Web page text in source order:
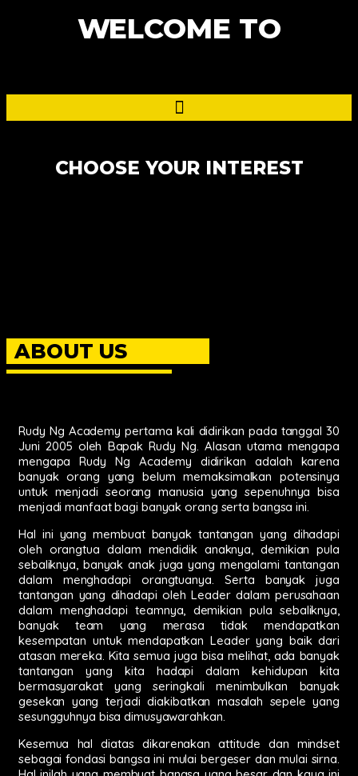
WELCOME TO
CHOOSE YOUR INTEREST
ABOUT US
Rudy Ng Academy pertama kali didirikan pada tanggal 30
Juni 2005 oleh Bapak Rudy Ng. Alasan utama mengapa
mengapa Rudy Ng Academy didirikan adalah karena
banyak orang yang belum memaksimalkan potensinya
untuk menjadi seorang manusia yang sepenuhnya bisa
menjadi manfaat bagi banyak orang serta bangsa ini.
Hal ini yang membuat banyak tantangan yang dihadapi
oleh orangtua dalam mendidik anaknya, demikian pula
sebaliknya, banyak anak juga yang mengalami tantangan
dalam menghadapi orangtuanya. Serta banyak juga
tantangan yang dihadapi oleh Leader dalam perusahaan
dalam menghadapi teamnya, demikian pula sebaliknya,
banyak team yang merasa tidak mendapatkan
kesempatan untuk mendapatkan Leader yang baik dari
atasan mereka. Kita semua juga bisa melihat, ada banyak
tantangan yang kita hadapi dalam kehidupan kita
bermasyarakat yang seringkali menimbulkan banyak
gesekan yang terjadi diakibatkan masalah sepele yang
sesungguhnya bisa dimusyawarahkan.
Kesemua hal diatas dikarenakan attitude dan mindset
sebagai fondasi bangsa ini mulai bergeser dan mulai sirna.